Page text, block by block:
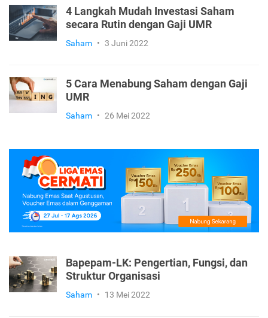
4 Langkah Mudah Investasi Saham
secara Rutin dengan Gaji UMR
Saham • 3 Juni 2022
5 Cara Menabung Saham dengan Gaji
UMR
Saham • 26 Mei 2022
Bapepam-LK: Pengertian, Fungsi, dan
Struktur Organisasi
Saham • 13 Mei 2022